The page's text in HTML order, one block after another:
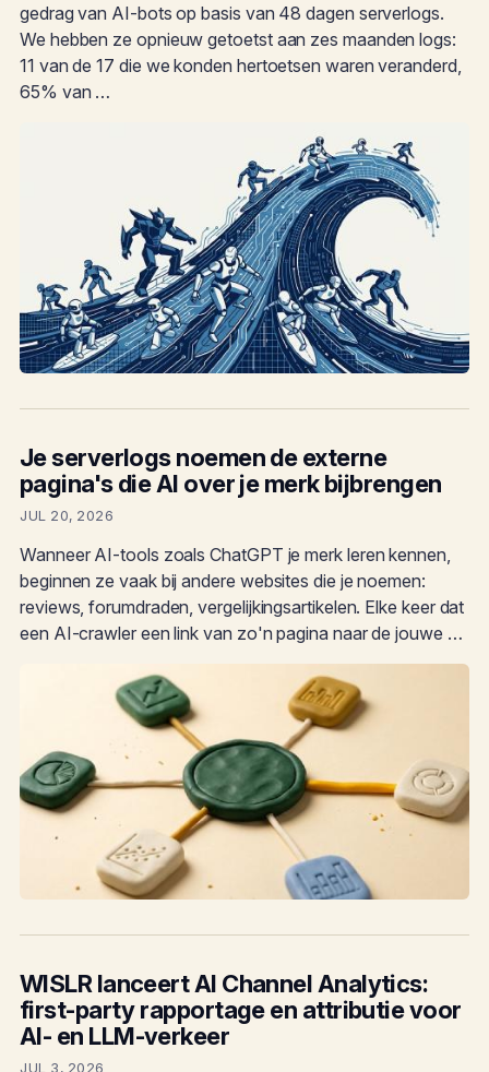
gedrag van AI-bots op basis van 48 dagen serverlogs.
We hebben ze opnieuw getoetst aan zes maanden logs:
11 van de 17 die we konden hertoetsen waren veranderd,
65% van …
Je serverlogs noemen de externe
pagina's die AI over je merk bijbrengen
JUL 20, 2026
Wanneer AI-tools zoals ChatGPT je merk leren kennen,
beginnen ze vaak bij andere websites die je noemen:
reviews, forumdraden, vergelijkingsartikelen. Elke keer dat
een AI-crawler een link van zo'n pagina naar de jouwe …
WISLR lanceert AI Channel Analytics:
first-party rapportage en attributie voor
AI- en LLM-verkeer
JUL 3, 2026